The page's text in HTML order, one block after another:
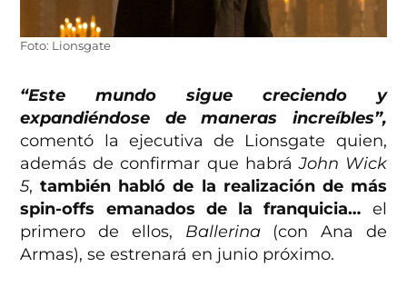
Foto: Lionsgate
“Este mundo sigue creciendo y
expandiéndose de maneras increíbles”,
comentó la ejecutiva de Lionsgate quien,
además de confirmar que habráJohn Wick
5,también habló de la realización de más
spin-offs emanados de la franquicia… el
primero de ellos, Ballerina (con Ana de
Armas), se estrenará en junio próximo.